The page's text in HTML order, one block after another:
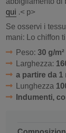
qui .< p>
Se osservi i
mani: Lo chiffon
Peso: 30 g/m²
Larghezza:
a partire da 1
Lunghezza
Indumenti,